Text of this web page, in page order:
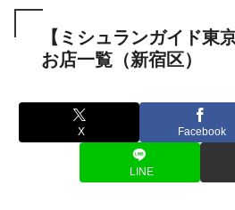
【ミシュランガイド東
お店一覧（新宿区）
X Facebook
LINE